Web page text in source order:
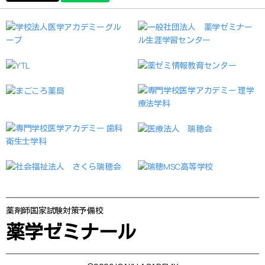
薬剤師国家試験対策予備校
薬学ゼミナール